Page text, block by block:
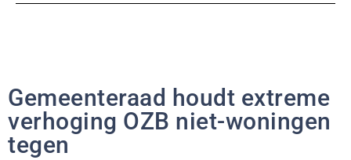
Gemeenteraad houdt extreme
verhoging OZB niet-woningen
tegen